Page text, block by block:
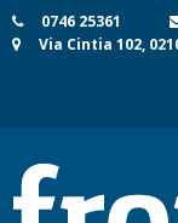
Skip
to
0746 25361
Via Cintia 102,